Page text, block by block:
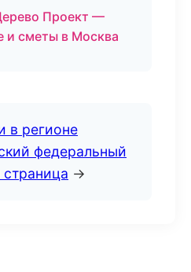
Проект —
и сметы в Москва
в регионе
федеральный
страница →